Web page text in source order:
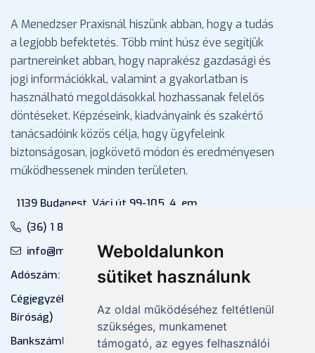
Weboldalunkon
sütiket használunk
Az oldal működéséhez feltétlenül
szükséges, munkamenet
támogató, az egyes felhasználói
A Menedzser Praxisnál hiszünk abban, hogy a tudás
a legjobb befektetés. Több mint húsz éve segítjük
partnereinket abban, hogy naprakész gazdasági és
jogi információkkal, valamint a gyakorlatban is
használható megoldásokkal hozhassanak felelős
döntéseket. Képzéseink, kiadványaink és szakértő
tanácsadóink közös célja, hogy ügyfeleink
biztonságosan, jogkövető módon és eredményesen
működhessenek minden területen.
1139 Budapest, Váci út 99-105. 4. em.
(36) 1 880 76 00
info@mprx.hu
Adószám: 13598145-2-41
Cégjegyzékszám: 01-09-883770 (Fővárosi
Bíróság)
Bankszámlaszám: CIB Bank, 10700581-